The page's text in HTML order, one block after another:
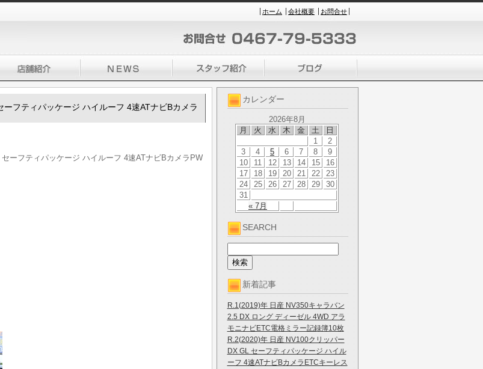
ホーム 会社概要 お問合せ
カレンダー
2026年8月
月
火 水 木 金 土 日
« 7月
1
2
3
4 5 6 7 8
9
10
11 12 13 14 15
16
17
18 19 20 21 22
23
24
25 26 27 28 29
30
31
SEARCH
新着記事
R.1(2019)年 日産 NV350キャラバン
2.5 DX ロング ディーゼル 4WD アラ
モニナビETC電格ミラー記録簿10枚
R.2(2020)年 日産 NV100クリッパー
DX GL セーフティパッケージ ハイル
ーフ 4速ATナビBカメラETCキーレス
フティパッケージ ハイルーフ 4速ATナビBカメラ
ーフティパッケージ ハイルーフ 4速ATナビBカメラPW